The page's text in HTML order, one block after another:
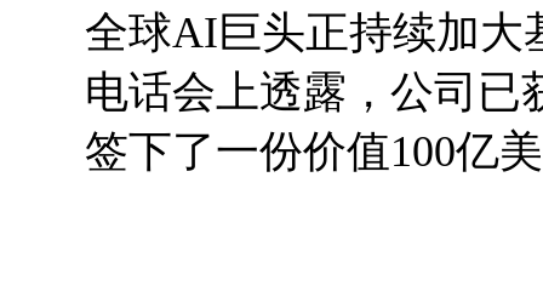
全球AI巨头正持续加大
电话会上透露，公司
签下了一份价值100亿